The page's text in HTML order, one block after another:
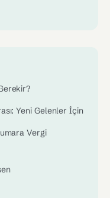
Yeni Gelenler İçin
Vergi